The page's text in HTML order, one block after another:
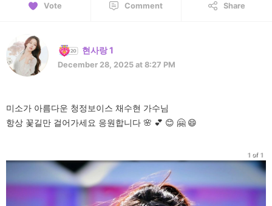
Vote Comment Share
현사랑 1
December 28, 2025 at 8:27 PM
미소가 아름다운 청정보이스 채수현 가수님
항상 꽃길만 걸어가세요 응원합니다 🌸 💕 😊 🤗 😄
1 of 1